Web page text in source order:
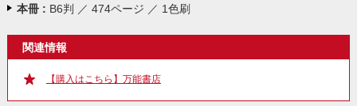
本冊 : B6判 ／ 474ページ ／ 1色刷
関連情報
【購入はこちら】万能書店